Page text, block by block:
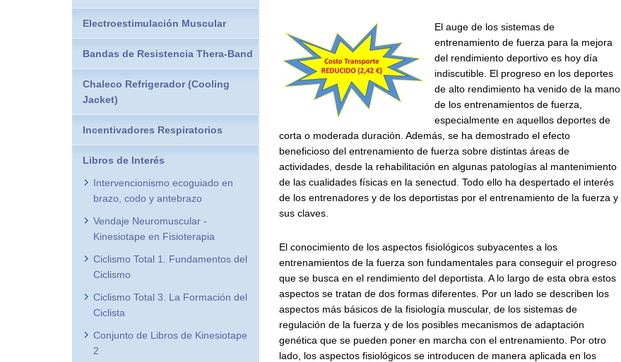
El auge de los sistemas de
entrenamiento de fuerza para la mejora
del rendimiento deportivo es hoy día
indiscutible. El progreso en los deportes
de alto rendimiento ha venido de la mano
de los entrenamientos de fuerza,
especialmente en aquellos deportes de
corta o moderada duración. Además, se ha demostrado el efecto
beneficioso del entrenamiento de fuerza sobre distintas áreas de
actividades, desde la rehabilitación en algunas patologías al mantenimiento
de las cualidades físicas en la senectud. Todo ello ha despertado el interés
de los entrenadores y de los deportistas por el entrenamiento de la fuerza y
sus claves.
El conocimiento de los aspectos fisiológicos subyacentes a los
entrenamientos de la fuerza son fundamentales para conseguir el progreso
que se busca en el rendimiento del deportista. A lo largo de esta obra estos
aspectos se tratan de dos formas diferentes. Por un lado se describen los
aspectos más básicos de la fisiología muscular, de los sistemas de
regulación de la fuerza y de los posibles mecanismos de adaptación
genética que se pueden poner en marcha con el entrenamiento. Por otro
lado, los aspectos fisiológicos se introducen de manera aplicada en los
Electroestimulación Muscular
Bandas de Resistencia Thera-Band
Chaleco Refrigerador (Cooling
Jacket)
Incentivadores Respiratorios
Libros de Interés
Intervencionismo ecoguiado en
brazo, codo y antebrazo
Vendaje Neuromuscular -
Kinesiotape en Fisioterapia
Ciclismo Total 1. Fundamentos del
Ciclismo
Ciclismo Total 3. La Formación del
Ciclista
Conjunto de Libros de Kinesiotape
2